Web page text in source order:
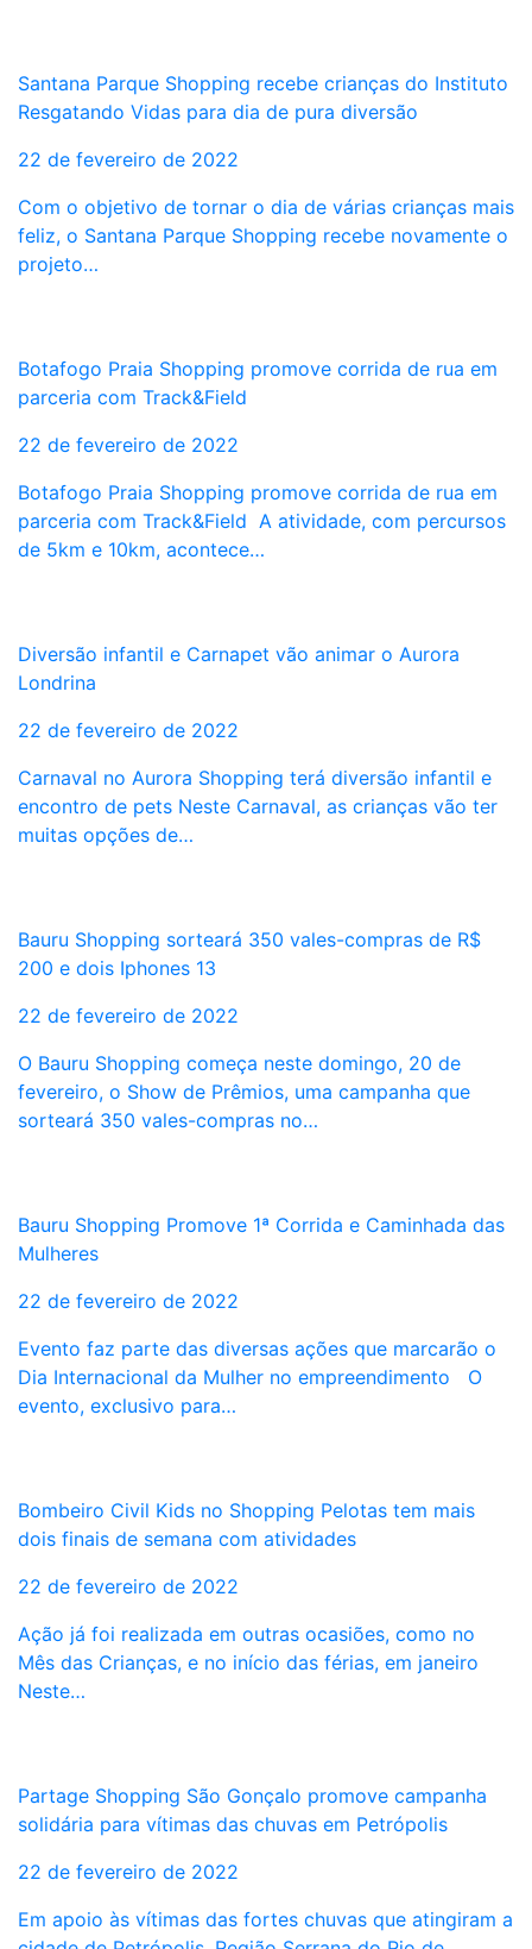
Santana Parque Shopping recebe crianças do Instituto
Resgatando Vidas para dia de pura diversão
22 de fevereiro de 2022
Com o objetivo de tornar o dia de várias crianças mais
feliz, o Santana Parque Shopping recebe novamente o
projeto…
Botafogo Praia Shopping promove corrida de rua em
parceria com Track&Field
22 de fevereiro de 2022
Botafogo Praia Shopping promove corrida de rua em
parceria com Track&Field A atividade, com percursos
de 5km e 10km, acontece…
Diversão infantil e Carnapet vão animar o Aurora
Londrina
22 de fevereiro de 2022
Carnaval no Aurora Shopping terá diversão infantil e
encontro de pets Neste Carnaval, as crianças vão ter
muitas opções de…
Bauru Shopping sorteará 350 vales-compras de R$
200 e dois Iphones 13
22 de fevereiro de 2022
O Bauru Shopping começa neste domingo, 20 de
fevereiro, o Show de Prêmios, uma campanha que
sorteará 350 vales-compras no…
Bauru Shopping Promove 1ª Corrida e Caminhada das
Mulheres
22 de fevereiro de 2022
Evento faz parte das diversas ações que marcarão o
Dia Internacional da Mulher no empreendimento O
evento, exclusivo para…
Bombeiro Civil Kids no Shopping Pelotas tem mais
dois finais de semana com atividades
22 de fevereiro de 2022
Ação já foi realizada em outras ocasiões, como no
Mês das Crianças, e no início das férias, em janeiro
Neste…
Partage Shopping São Gonçalo promove campanha
solidária para vítimas das chuvas em Petrópolis
22 de fevereiro de 2022
Em apoio às vítimas das fortes chuvas que atingiram a